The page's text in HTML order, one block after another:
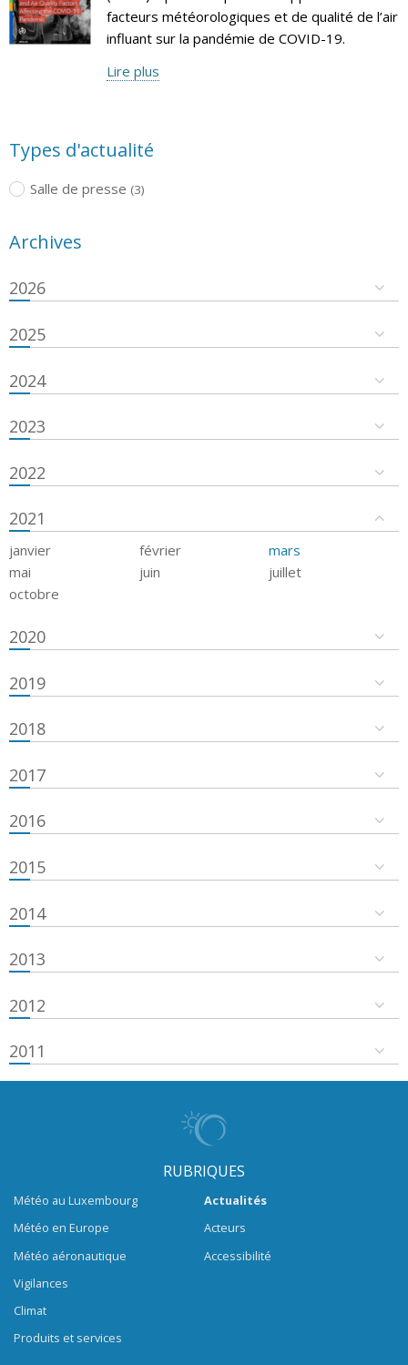
facteurs météorologiques et de qualité de l’air
influant sur la pandémie de COVID-19.
Lire plus
Types d'actualité
Salle de presse (3)
Archives
2026
2025
2024
2023
2022
2021
janvier février
mars
mai
juin
juillet
octobre
2020
2019
2018
2017
2016
2015
2014
2013
2012
2011
RUBRIQUES
Météo au Luxembourg
Météo en Europe
Météo aéronautique
Vigilances
Climat
Produits et services
Actualités
Acteurs
Accessibilité